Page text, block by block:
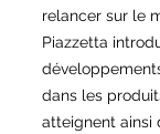
relancer sur le
Piazzetta
dans les
atteignent ainsi